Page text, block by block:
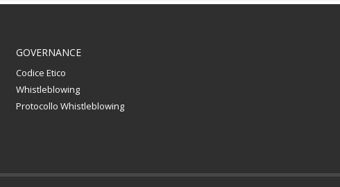
GOVERNANCE
Codice Etico
Whistleblowing
Protocollo Whistleblowing